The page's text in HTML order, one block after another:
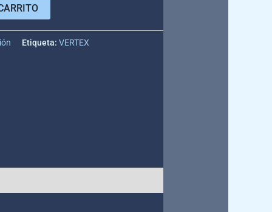
Etiqueta:VERTEX